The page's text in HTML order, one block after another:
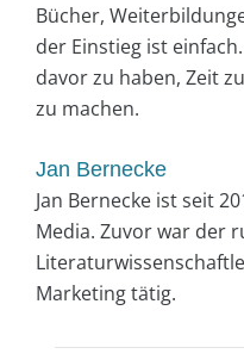
Bücher,
der Einstieg ist
davor zu haben, Zeit
zu machen.
Jan Bernecke
Jan Bernecke ist seit
Media. Zuvor war der
Marketing tätig.